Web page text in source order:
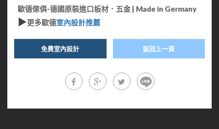
歐德傢俱-德國原裝進口板材．五金 | Made in Germany
▶更多歐德室內設計推薦
免費室內設計 返回上一頁